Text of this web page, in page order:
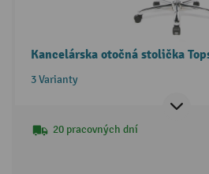
Kancelárska otočná stolička
3 Varianty
20 pracovných dní